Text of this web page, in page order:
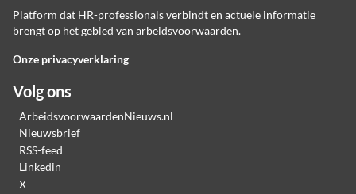
Platform dat HR-professionals verbindt en actuele informatie
brengt op het gebied van arbeidsvoorwaarden.
Onze privacyverklaring
Volg ons
ArbeidsvoorwaardenNieuws.nl
Nieuwsbrief
RSS-feed
Linkedin
X